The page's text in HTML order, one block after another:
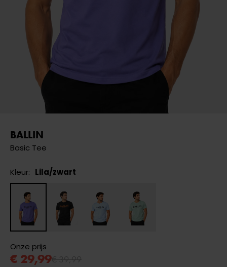
BALLIN
Basic Tee
Kleur: Lila/zwart
Onze prijs
€ 29,99